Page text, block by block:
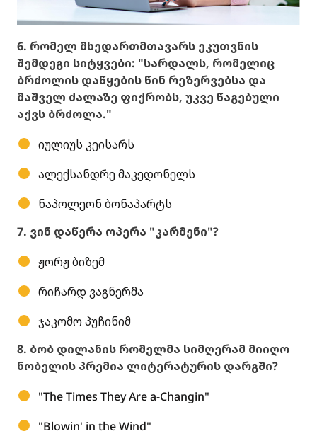
6. რომელ მხედართმთავარს ეკუთვნის
შემდეგი სიტყვები: "სარდალს, რომელიც
ბრძოლის დაწყების წინ რეზერვებსა და
მაშველ ძალაზე ფიქრობს, უკვე წაგებული
აქვს ბრძოლა."
იულიუს კეისარს
ალექსანდრე მაკედონელს
ნაპოლეონ ბონაპარტს
7. ვინ დაწერა ოპერა "კარმენი"?
ჟორჟ ბიზემ
რიჩარდ ვაგნერმა
ჯაკომო პუჩინიმ
8. ბობ დილანის რომელმა სიმღერამ მიიღო
ნობელის პრემია ლიტერატურის დარგში?
"The Times They Are a-Changin"
"Blowin' in the Wind"